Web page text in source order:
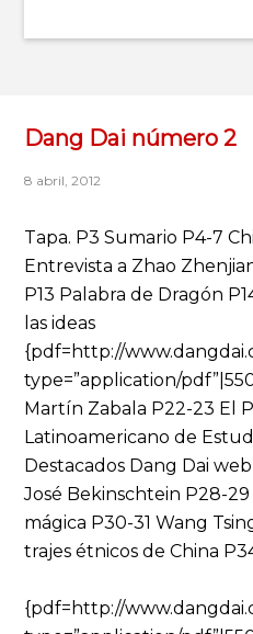
Dang Dai número 2
8 abril, 2012
Tapa. P3 Sumario P4-7
Entrevista a Zhao
P13 Palabra de Dragón
las ideas
{pdf=http://
type=”application/
Martín Zabala P22-23 El
Latinoamericano de
Destacados Dang Dai
José Bekinschtein P28-
mágica P30-31 Wang
trajes étnicos de China
{pdf=http://